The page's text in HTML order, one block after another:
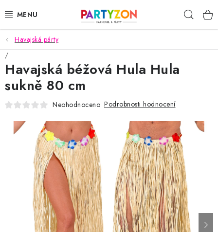
na
KARNEVALOVÉ MASKY
KARNEVALOVÉ KOSTÝMY
DOPLŇKY NA KARNEVAL
DEKORACE A VÝZDOBA
EXKLUZIVNÍ KOSTÝMY
NOVINKY 2025
AKCE A SLEVY
Havajská párty
Havajská béžová Hula Hula
sukně 80 cm
Neohodnoceno Podrobnosti hodnocení